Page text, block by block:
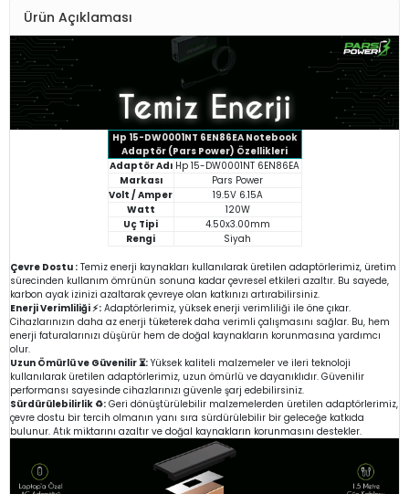
Ürün Açıklaması
Hp 15-DW0001NT 6EN86EA Notebook
Adaptör (Pars Power) Özellikleri
Adaptör Adı Hp 15-DW0001NT 6EN86EA
Markası
Pars Power
Volt / Amper
19.5V 6.15A
Watt
120W
Uç Tipi
4.50x3.00mm
Rengi
Siyah
Çevre Dostu : Temiz enerji kaynakları kullanılarak üretilen adaptörlerimiz, üretim
sürecinden kullanım ömrünün sonuna kadar çevresel etkileri azaltır. Bu sayede,
karbon ayak izinizi azaltarak çevreye olan katkınızı artırabilirsiniz.
Enerji Verimliliği ⚡: Adaptörlerimiz, yüksek enerji verimliliği ile öne çıkar.
Cihazlarınızın daha az enerji tüketerek daha verimli çalışmasını sağlar. Bu, hem
enerji faturalarınızı düşürür hem de doğal kaynakların korunmasına yardımcı
olur.
Uzun Ömürlü ve Güvenilir ⏳: Yüksek kaliteli malzemeler ve ileri teknoloji
kullanılarak üretilen adaptörlerimiz, uzun ömürlü ve dayanıklıdır. Güvenilir
performansı sayesinde cihazlarınızı güvenle şarj edebilirsiniz.
Sürdürülebilirlik ♻️: Geri dönüştürülebilir malzemelerden üretilen adaptörlerimiz,
çevre dostu bir tercih olmanın yanı sıra sürdürülebilir bir geleceğe katkıda
bulunur. Atık miktarını azaltır ve doğal kaynakların korunmasını destekler.